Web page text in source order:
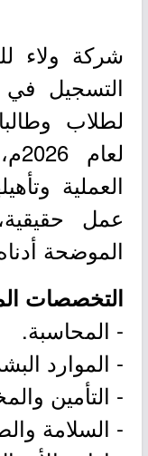
شركة ولاء
التسجيل في
لطلاب
العملية
عمل
الموضحة
التخصصات
- المحاسبة.
- الموارد
- التأمين
- السلامة